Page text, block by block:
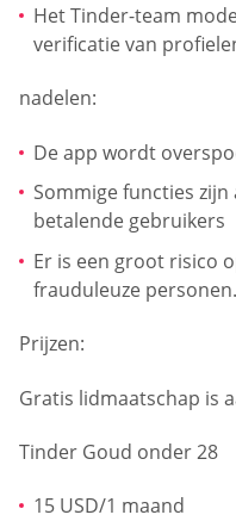
Het Tinder-team
verificatie van
nadelen:
De app wordt
Sommige functies
betalende gebruikers
Er is een groot risico
frauduleuze personen.
Prijzen:
Gratis lidmaatschap is
Tinder Goud onder 28
15 USD/1 maand